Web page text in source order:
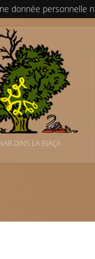
donnée personnelle
DINS LA BIAÇA